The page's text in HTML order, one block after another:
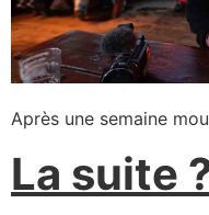
Après une semaine
La suite